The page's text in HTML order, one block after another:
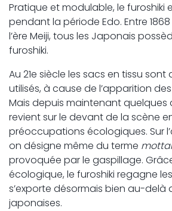
Pratique et modulable, le furoshiki
pendant la période Edo. Entre 1868
l’ère Meiji, tous les Japonais
furoshiki.
Au 21e siècle les sacs en tissu
utilisés, à cause de l’apparition
Mais depuis maintenant quelques
revient sur le devant de la scène
préoccupations écologiques. Sur
on désigne même du terme
provoquée par le gaspillage.
écologique, le furoshiki regagne
s’exporte désormais bien au-delà
japonaises.